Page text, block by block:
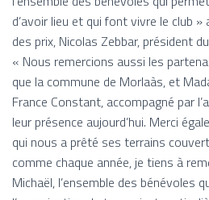
d’avoir lieu et qui font vivre le club
des prix, Nicolas Zebbar, président
« Nous remercions aussi les
que la commune de Morlaàs, et
France Constant, accompagné par
leur présence aujourd’hui. Merci
qui nous a prêté ses terrains
comme chaque année, je tiens à
Michaël, l’ensemble des bénévoles